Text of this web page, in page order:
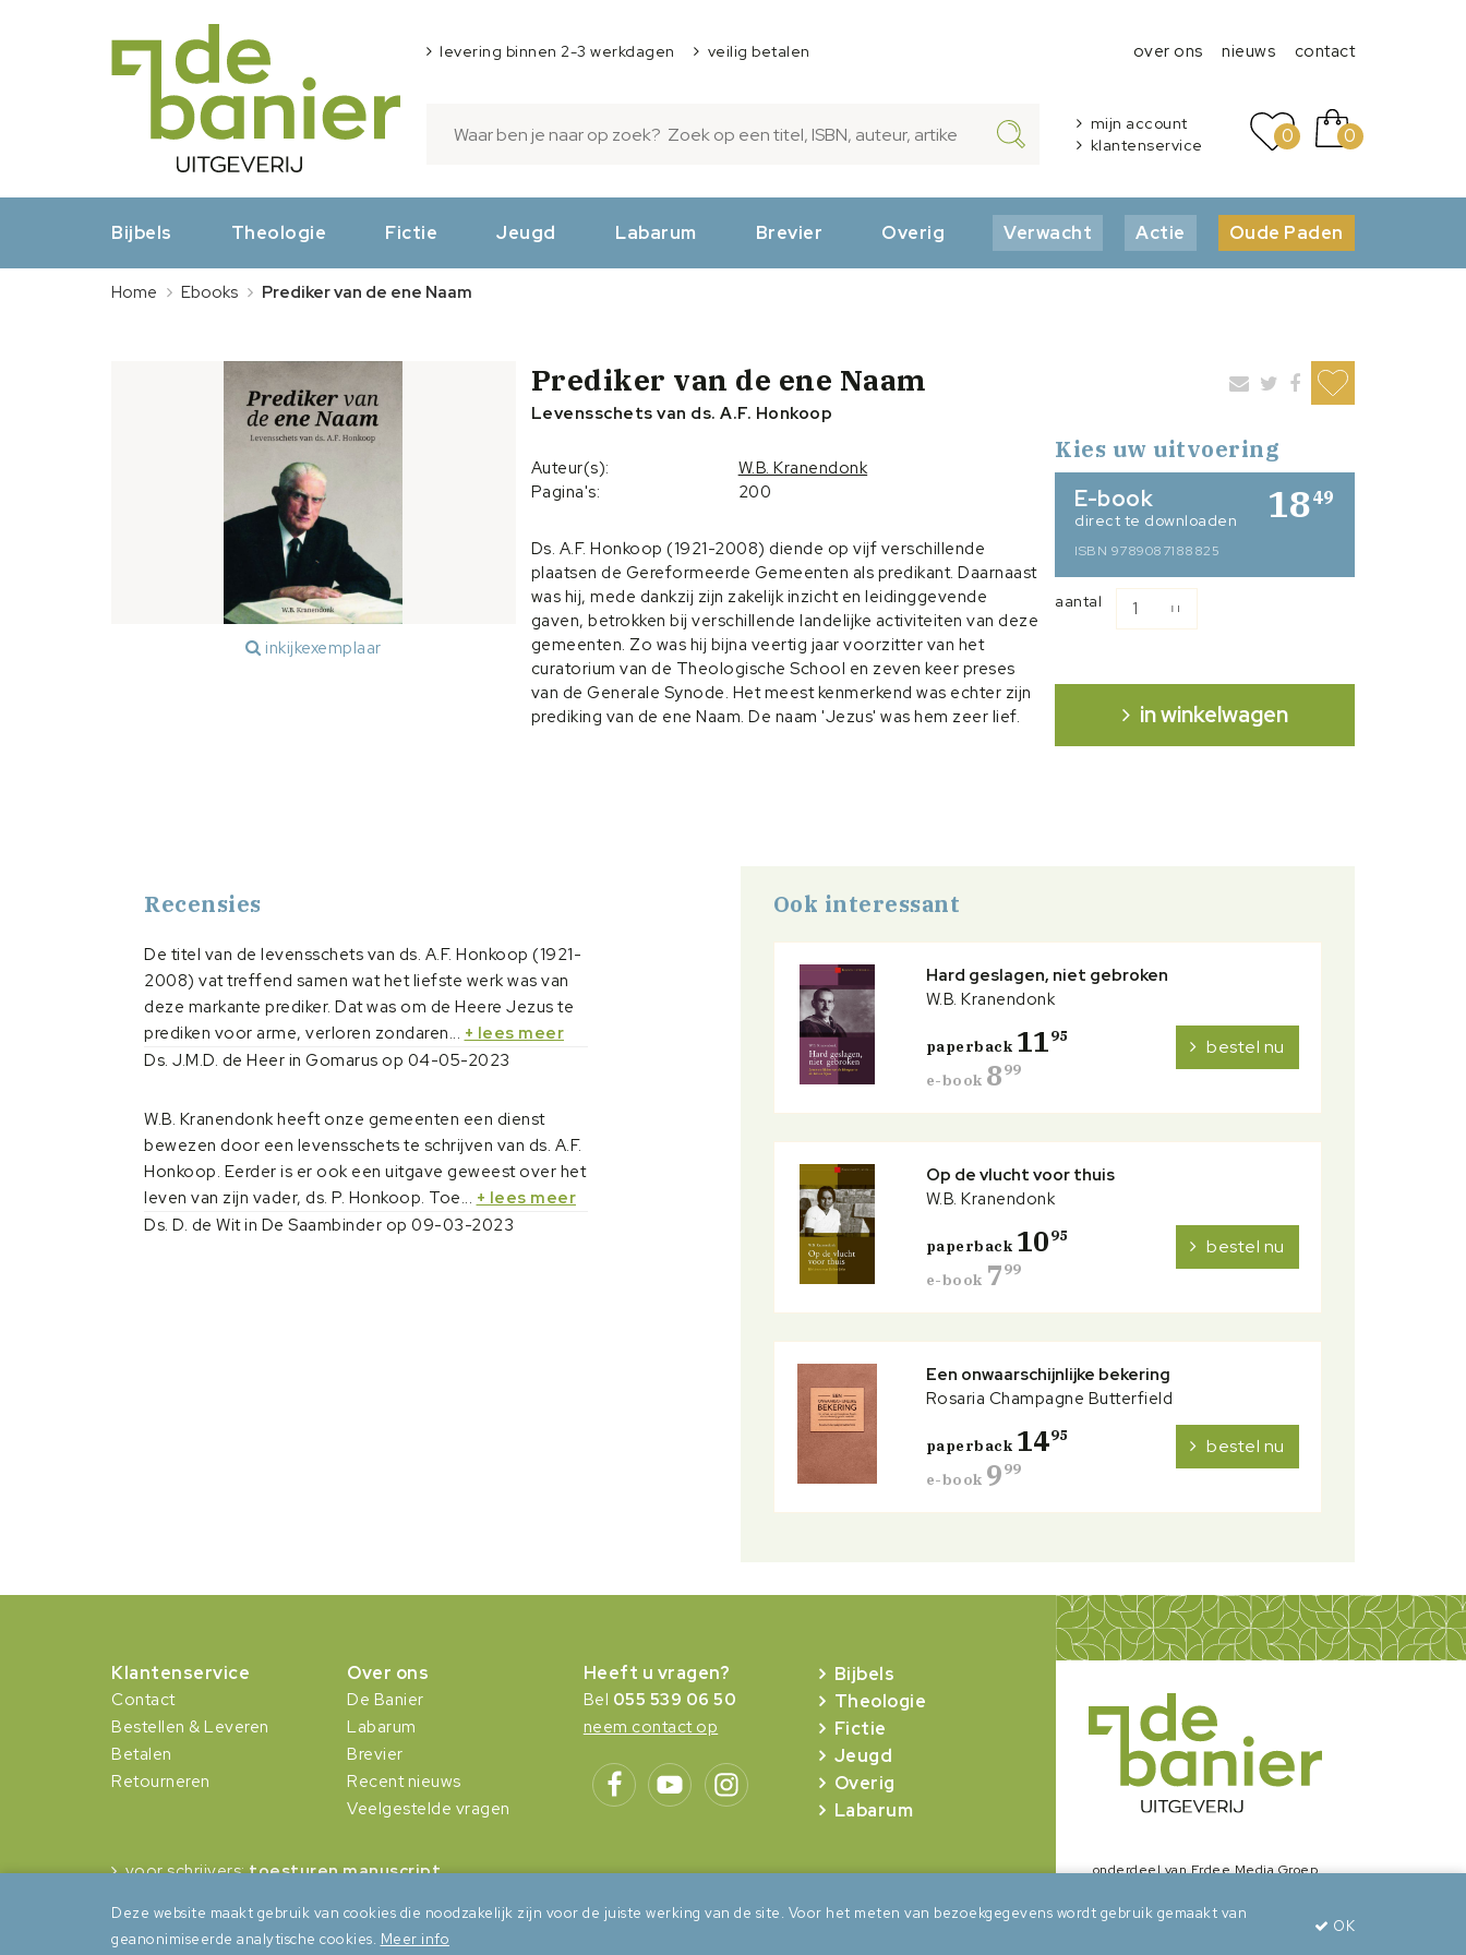
levering binnen 2-3 werkdagen veilig betalen over ons nieuws contact
mijn account
klantenservice
0 0
Bijbels Theologie Fictie Jeugd Labarum Brevier Overig Verwacht Actie Oude Paden
Home Ebooks Prediker van de ene Naam
inkijkexemplaar
Prediker van de ene Naam
Levensschets van ds. A.F. Honkoop
Auteur(s):
W.B. Kranendonk
Pagina's:
200
Ds. A.F. Honkoop (1921-2008) diende op vijf verschillende
plaatsen de Gereformeerde Gemeenten als predikant. Daarnaast
was hij, mede dankzij zijn zakelijk inzicht en leidinggevende
gaven, betrokken bij verschillende landelijke activiteiten van deze
gemeenten. Zo was hij bijna veertig jaar voorzitter van het
curatorium van de Theologische School en zeven keer preses
van de Generale Synode. Het meest kenmerkend was echter zijn
prediking van de ene Naam. De naam 'Jezus' was hem zeer lief.
Kies uw uitvoering
1849
E-book
direct te downloaden
ISBN 9789087188825
aantal
in winkelwagen
Recensies
De titel van de levensschets van ds. A.F. Honkoop (1921-
2008) vat treffend samen wat het liefste werk was van
deze markante prediker. Dat was om de Heere Jezus te
prediken voor arme, verloren zondaren... + lees meer
Ds. J.M.D. de Heer in Gomarus op 04-05-2023
W.B. Kranendonk heeft onze gemeenten een dienst
bewezen door een levensschets te schrijven van ds. A.F.
Honkoop. Eerder is er ook een uitgave geweest over het
leven van zijn vader, ds. P. Honkoop. Toe... + lees meer
Ds. D. de Wit in De Saambinder op 09-03-2023
Ook interessant
Hard geslagen, niet gebroken
W.B. Kranendonk
paperback 1195
e-book 899
bestel nu
Op de vlucht voor thuis
W.B. Kranendonk
paperback 1095
e-book 799
bestel nu
Een onwaarschijnlijke bekering
Rosaria Champagne Butterfield
paperback 1495
e-book 999
bestel nu
Klantenservice
Contact
Bestellen & Leveren
Betalen
Retourneren
Over ons
De Banier
Labarum
Brevier
Recent nieuws
Veelgestelde vragen
Heeft u vragen?
Bel 055 539 06 50
neem contact op
Bijbels
Theologie
Fictie
Jeugd
Overig
Labarum
voor schrijvers:toesturen manuscript onderdeel van Erdee Media Groep
Deze website maakt gebruik van cookies die noodzakelijk zijn voor de juiste werking van de site. Voor het meten van bezoekgegevens wordt gebruik gemaakt van
geanonimiseerde analytische cookies. Meer info
OK